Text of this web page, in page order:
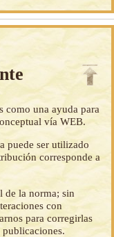
como una ayuda para
vía WEB.
puede ser utilizado
corresponde a
de la norma; sin
con
para corregirlas